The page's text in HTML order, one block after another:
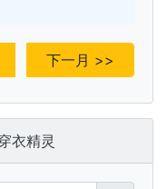
下一月 >>
衣精灵